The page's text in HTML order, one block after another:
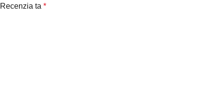
Recenzia ta *